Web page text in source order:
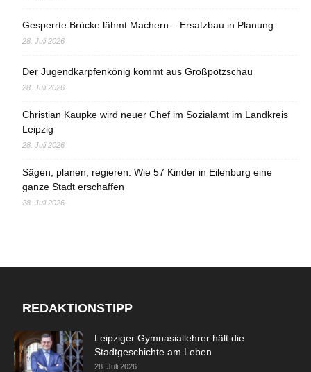
Gesperrte Brücke lähmt Machern – Ersatzbau in Planung
28. Juli 2026
Der Jugendkarpfenkönig kommt aus Großpötzschau
28. Juli 2026
Christian Kaupke wird neuer Chef im Sozialamt im Landkreis
Leipzig
28. Juli 2026
Sägen, planen, regieren: Wie 57 Kinder in Eilenburg eine
ganze Stadt erschaffen
28. Juli 2026
REDAKTIONSTIPP
Leipziger Gymnasiallehrer hält die
Stadtgeschichte am Leben
28. Juli 2026